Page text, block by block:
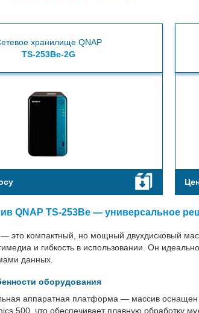
хранилище QNAP
TS-253Be-2G
QNAP TS-253Be — универсальное
это компактный, но мощный двухдисковый
и гибкость в использовании. Он
данных.
оборудования
аппаратная платформа — массив
500, что обеспечивает плавную обработку